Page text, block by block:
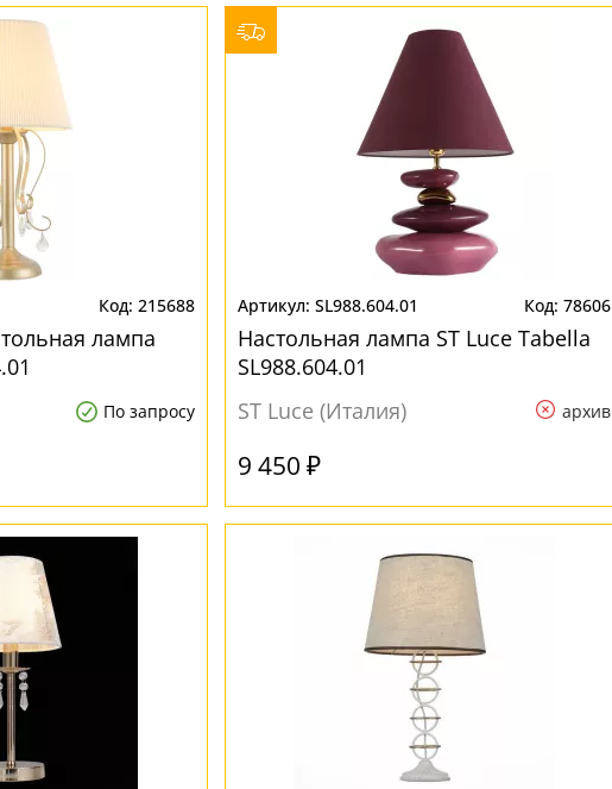
215688
лампа
По запросу
SL988.604.01 78606
Настольная лампа ST Luce Tabella
SL988.604.01
ST Luce (Италия)
архив
9 450 ₽